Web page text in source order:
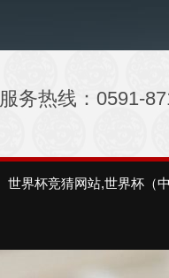
服务热线：0591-
世界杯竞猜网站,世界杯（中